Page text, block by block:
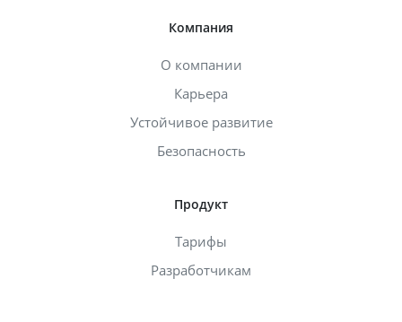
Компания
О компании
Карьера
Устойчивое развитие
Безопасность
Продукт
Тарифы
Разработчикам